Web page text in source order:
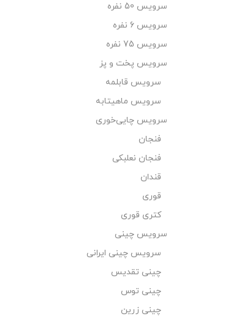
سرویس 50 نفره
سرویس 6 نفره
سرویس 75 نفره
سرویس پخت و پز
سرویس قابلمه
سرویس ماهیتابه
سرویس چایی‌خوری
فنجان
فنجان نعلبکی
قندان
قوری
کتری قوری
سرویس چینی
سرویس چینی ایرانی
چینی تقدیس
چینی توس
چینی زرین